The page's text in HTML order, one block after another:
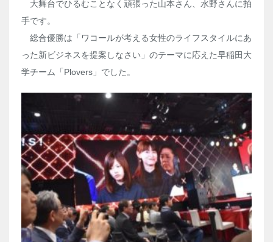
大舞台でひるむことなく頑張った山本さん、水野さんに拍
手です。
総合優勝は「ワコールが考える女性のライフスタイルにあ
った新ビジネスを提案しなさい」のテーマに応えた早稲田大
学チーム「Plovers」でした。